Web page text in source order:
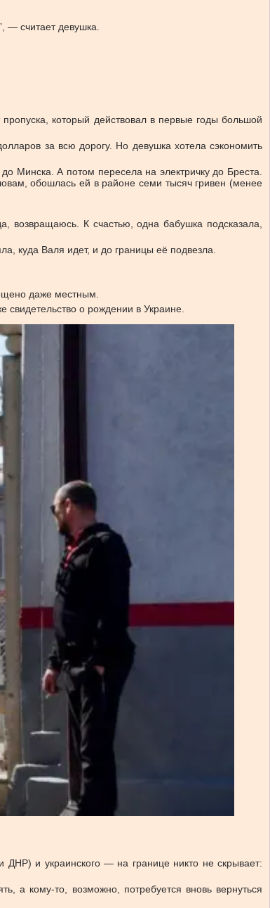
— считает девушка.
который действовал в первые годы большой
за всю дорогу. Но девушка хотела сэкономить
Минска. А потом пересела на электричку до Бреста.
обошлась ей в районе семи тысяч гривен (менее
К счастью, одна бабушка подсказала,
куда Валя идет, и до границы её подвезла.
даже местным.
свидетельство о рождении в Украине.
ДНР) и украинского — на границе никто не скрывает:
а кому-то, возможно, потребуется вновь вернуться